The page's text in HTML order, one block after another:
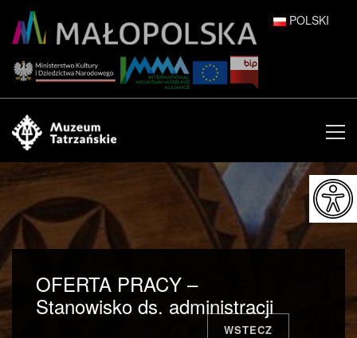
POLSKI
ENGLISH
ESPAÑOL
FRANÇAIS
ITALIANO
OFERTA PRACY –
Stanowisko ds. administracji
WSTECZ